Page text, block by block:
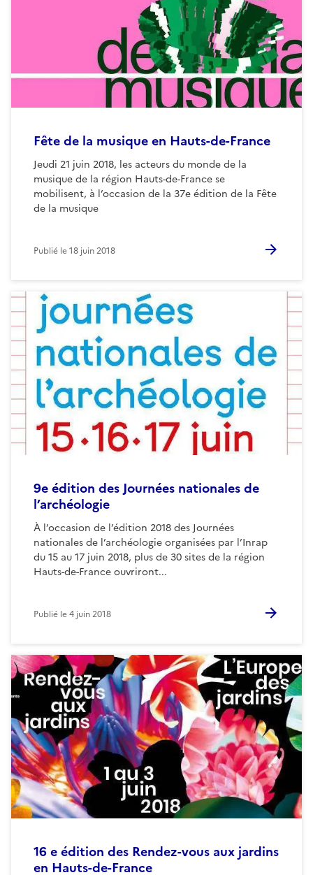
Fête de la musique en Hauts-de-France
Jeudi 21 juin 2018, les acteurs du monde de la
musique de la région Hauts-de-France se
mobilisent, à l’occasion de la 37e édition de la Fête
de la musique
Publié le18 juin 2018
9e édition des Journées nationales de
l’archéologie
À l’occasion de l’édition 2018 des Journées
nationales de l’archéologie organisées par l’Inrap
du 15 au 17 juin 2018, plus de 30 sites de la région
Hauts-de-France ouvriront...
Publié le4 juin 2018
16 e édition des Rendez-vous aux jardins
en Hauts-de-France